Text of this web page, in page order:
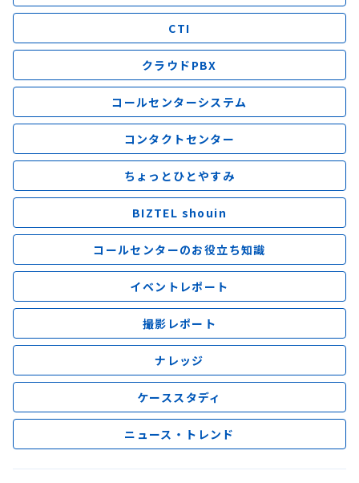
CTI
クラウドPBX
コールセンターシステム
コンタクトセンター
ちょっとひとやすみ
BIZTEL shouin
コールセンターのお役立ち知識
イベントレポート
撮影レポート
ナレッジ
ケーススタディ
ニュース・トレンド